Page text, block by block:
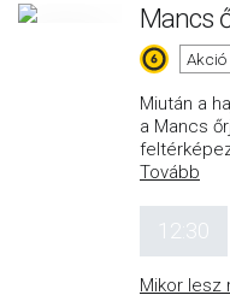
Mancs
Akció
Miután a
a Mancs
Tovább
12:30
Mikor lesz